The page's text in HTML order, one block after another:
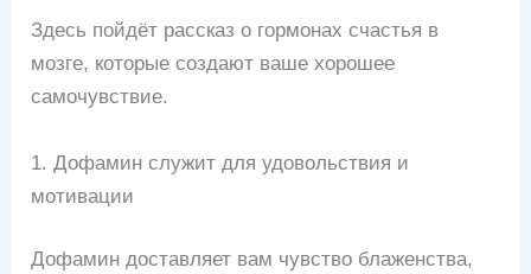
Здесь пойдёт рассказ о гормонах счастья в
мозге, которые создают ваше хорошее
самочувствие.
1. Дофамин служит для удовольствия и
мотивации
Дофамин доставляет вам чувство блаженства,